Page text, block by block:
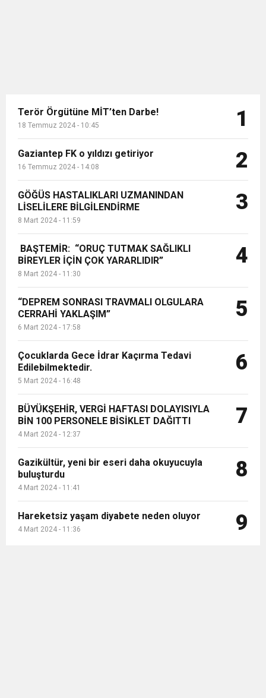
Terör Örgütüne MİT’ten Darbe!
18 Temmuz 2024 - 10:45 1
Gaziantep FK o yıldızı getiriyor
16 Temmuz 2024 - 14:08 2
GÖĞÜS HASTALIKLARI UZMANINDAN
LİSELİLERE BİLGİLENDİRME
8 Mart 2024 - 11:59
3
BAŞTEMİR: “ORUÇ TUTMAK SAĞLIKLI
BİREYLER İÇİN ÇOK YARARLIDIR”
8 Mart 2024 - 11:30
4
“DEPREM SONRASI TRAVMALI OLGULARA
CERRAHİ YAKLAŞIM”
6 Mart 2024 - 17:58
5
Çocuklarda Gece İdrar Kaçırma Tedavi
Edilebilmektedir.
5 Mart 2024 - 16:48
6
BÜYÜKŞEHİR, VERGİ HAFTASI DOLAYISIYLA
BİN 100 PERSONELE BİSİKLET DAĞITTI
4 Mart 2024 - 12:37
7
Gazikültür, yeni bir eseri daha okuyucuyla
buluşturdu
4 Mart 2024 - 11:41
8
Hareketsiz yaşam diyabete neden oluyor
4 Mart 2024 - 11:36 9